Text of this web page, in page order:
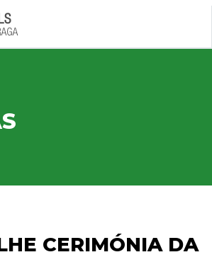
principal
CERIMÓNIA DA